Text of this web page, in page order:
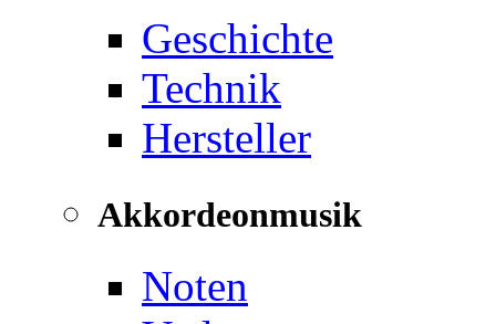
Geschichte
Technik
Hersteller
Akkordeonmusik
Noten